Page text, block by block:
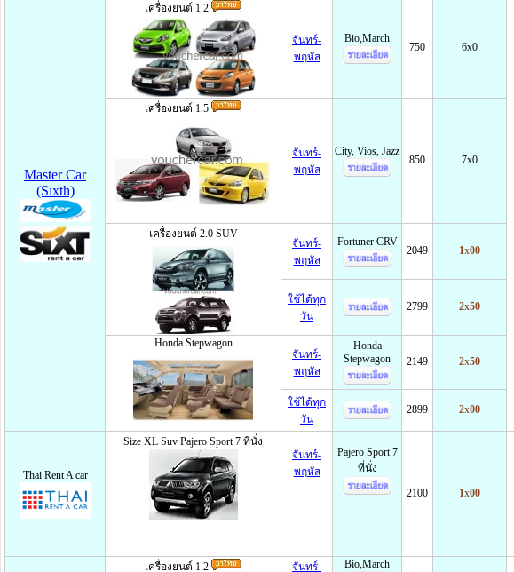
Master Car
(Sixth)
เครื่องยนต์ 1.2
จันทร์-
พฤหัส
Bio,March
750 6x0
เครื่องยนต์ 1.5
จันทร์-
พฤหัส
City, Vios, Jazz
850 7x0
เครื่องยนต์ 2.0 SUV
จันทร์-
พฤหัส
Fortuner CRV
2049 1x00
ใช้ได้ทุก
วัน
2799 2x50
Honda Stepwagon
จันทร์-
พฤหัส
Honda
Stepwagon
2149 2x50
ใช้ได้ทุก
วัน
2899 2x00
Thai Rent A car
Size XL Suv Pajero Sport 7 ที่นั่ง
จันทร์-
พฤหัส
Pajero Sport 7
ที่นั่ง
2100
1x00
เครื่องยนต์ 1.2 จันทร์- Bio,March